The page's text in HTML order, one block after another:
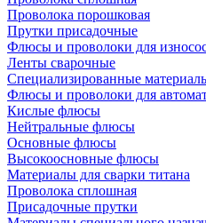
Проволока порошковая
Прутки присадочные
Флюсы и проволоки для
Ленты сварочные
Специализированные
Флюсы и проволоки для
Кислые флюсы
Нейтральные флюсы
Основные флюсы
Высокоосновные флюсы
Материалы для сварки титана
Проволока сплошная
Присадочные прутки